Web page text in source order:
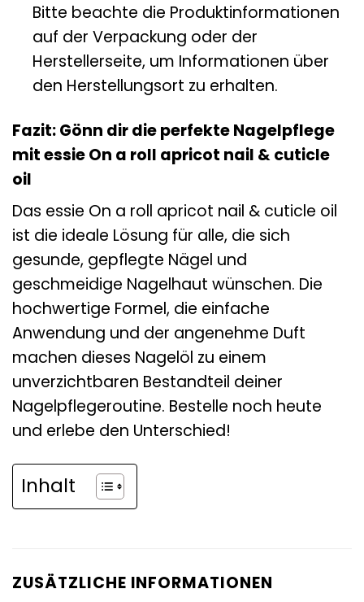
Bitte beachte die Produktinformationen
auf der Verpackung oder der
Herstellerseite, um Informationen über
den Herstellungsort zu erhalten.
Fazit: Gönn dir die perfekte Nagelpflege
mit essie On a roll apricot nail & cuticle
oil
Das essie On a roll apricot nail & cuticle oil
ist die ideale Lösung für alle, die sich
gesunde, gepflegte Nägel und
geschmeidige Nagelhaut wünschen. Die
hochwertige Formel, die einfache
Anwendung und der angenehme Duft
machen dieses Nagelöl zu einem
unverzichtbaren Bestandteil deiner
Nagelpflegeroutine. Bestelle noch heute
und erlebe den Unterschied!
Inhalt
ZUSÄTZLICHE INFORMATIONEN